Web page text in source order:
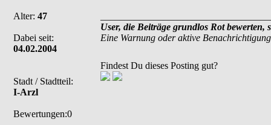
Alter: 47
Dabei seit:
04.02.2004
Stadt / Stadtteil:
I-Arzl
Bewertungen:0
User, die Beiträge grundlos Rot
Eine Warnung oder aktive
Findest Du dieses Posting gut?